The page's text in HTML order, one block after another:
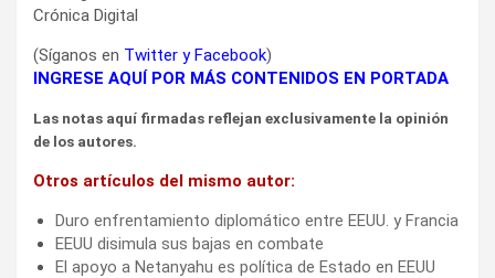
Crónica Digital
(Síganos en Twitter yFacebook)
INGRESE AQUÍ POR MÁS CONTENIDOS EN PORTADA
Las notas aquí firmadas reflejan exclusivamente la opinión
de los autores.
Otros artículos del mismo autor:
Duro enfrentamiento diplomático entre EEUU. y Francia
EEUU disimula sus bajas en combate
El apoyo a Netanyahu es política de Estado en EEUU